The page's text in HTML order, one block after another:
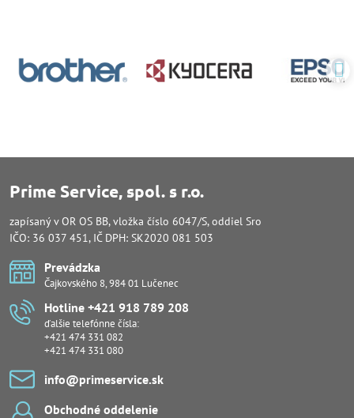
Prime Service, spol. s r.o.
zapísaný v OR OS BB, vložka číslo 6047/S, oddiel Sro
IČO: 36 037 451, IČ DPH: SK2020 081 503
Prevádzka
Čajkovského 8, 984 01 Lučenec
Hotline +421 918 789 208
ďalšie telefónne čísla:
+421 474 331 082
+421 474 331 080
info​@primeservice​.sk
Obchodné oddelenie